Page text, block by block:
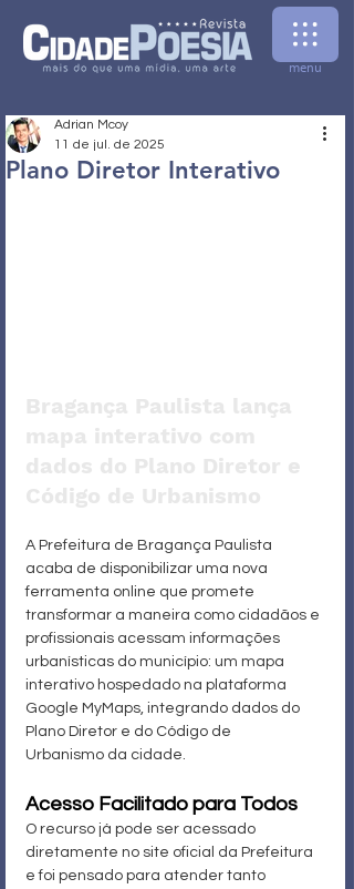
menu
Plano Diretor Interativo
Adrian Mcoy
11 de jul. de 2025
A Prefeitura de Bragança Paulista
acaba de disponibilizar uma nova
ferramenta online que promete
transformar a maneira como cidadãos e
profissionais acessam informações
urbanísticas do município: um mapa
interativo hospedado na plataforma
Google MyMaps, integrando dados do
Plano Diretor e do Código de
Urbanismo da cidade.
Acesso Facilitado para Todos
O recurso já pode ser acessado
diretamente no site oficial da Prefeitura
e foi pensado para atender tanto